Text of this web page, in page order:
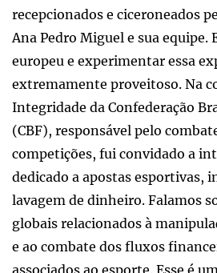
recepcionados e ciceroneados
Ana Pedro Miguel e sua
europeu e experimentar essa
extremamente proveitoso. Na
Integridade da Confederação
(CBF), responsável pelo
competições, fui convidado a
dedicado a apostas esportivas,
lavagem de dinheiro. Falamos
globais relacionados à
e ao combate dos fluxos
associados ao esporte. Esse é